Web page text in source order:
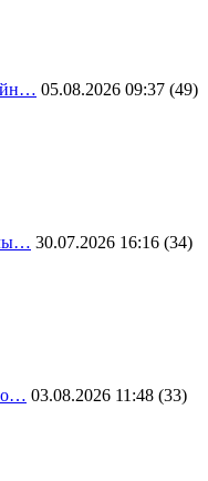
05.08.2026 09:37 (49)
30.07.2026 16:16 (34)
03.08.2026 11:48 (33)